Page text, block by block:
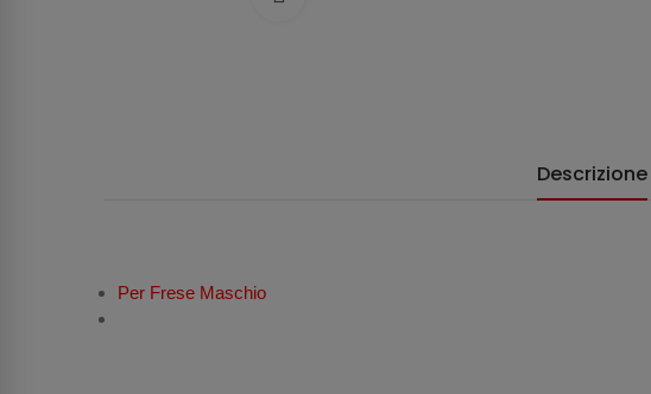
Descrizione
Per Frese Maschio